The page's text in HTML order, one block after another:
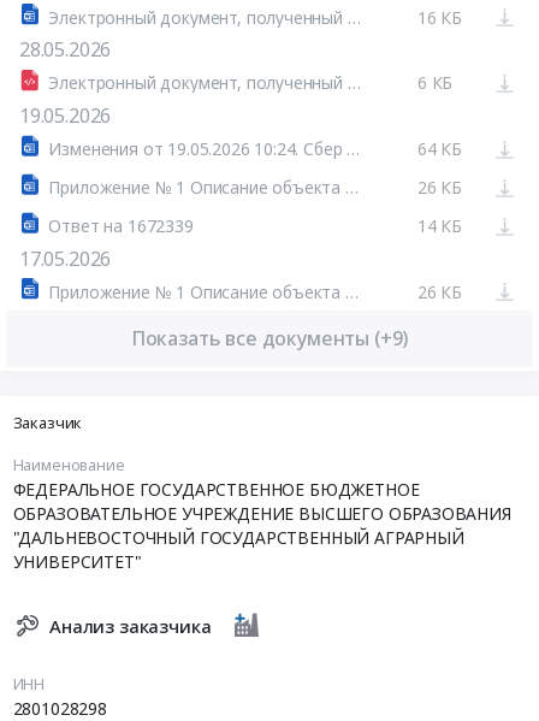
Электронный документ, полученный из внешней системы 16 КБ
28.05.2026
Электронный документ, полученный из внешней системы 6 КБ
19.05.2026
Изменения от 19.05.2026 10:24. Сбер А (Сбербанк-АСТ)
64 КБ
Приложение № 1 Описание объекта закупки (2).docx
26 КБ
Ответ на 1672339
14 КБ
17.05.2026
Приложение № 1 Описание объекта закупки 26 КБ
Показать все документы (+9)
Заказчик
Наименование
ФЕДЕРАЛЬНОЕ ГОСУДАРСТВЕННОЕ БЮДЖЕТНОЕ
ОБРАЗОВАТЕЛЬНОЕ УЧРЕЖДЕНИЕ ВЫСШЕГО ОБРАЗОВАНИЯ
"ДАЛЬНЕВОСТОЧНЫЙ ГОСУДАРСТВЕННЫЙ АГРАРНЫЙ
УНИВЕРСИТЕТ"
Анализ заказчика
ИНН
2801028298